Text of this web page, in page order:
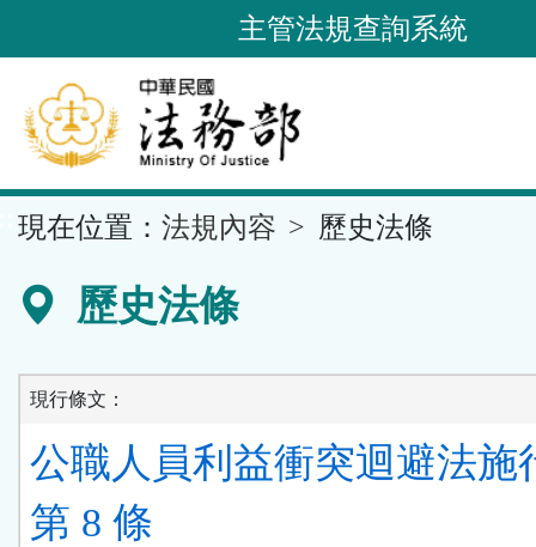
到
要
內
容
區
主管法規查詢系統
現在位置： 法規內容 歷史法條
歷史法條
現行條文：
公職人員利益衝突迴避法施
第 8 條